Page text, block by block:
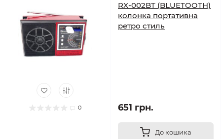
0
RX-002BT (BLUETOOTH)
колонка портативна
ретро стиль
651 грн.
До кошика